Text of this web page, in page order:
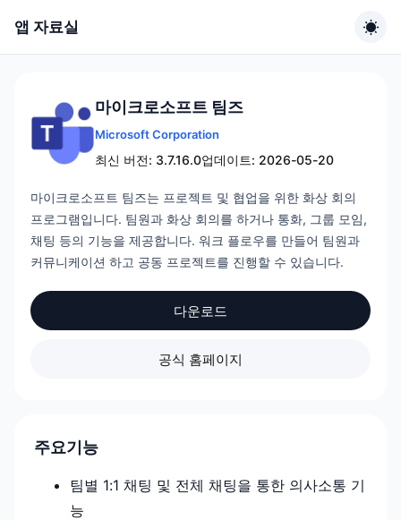
앱 자료실
마이크로소프트 팀즈
Microsoft Corporation
최신 버전: 3.7.16.0업데이트: 2026-05-20
마이크로소프트 팀즈는 프로젝트 및 협업을 위한 화상 회의
프로그램입니다. 팀원과 화상 회의를 하거나 통화, 그룹 모임,
채팅 등의 기능을 제공합니다. 워크 플로우를 만들어 팀원과
커뮤니케이션 하고 공동 프로젝트를 진행할 수 있습니다.
다운로드
공식 홈페이지
주요기능
팀별 1:1 채팅 및 전체 채팅을 통한 의사소통 기
능